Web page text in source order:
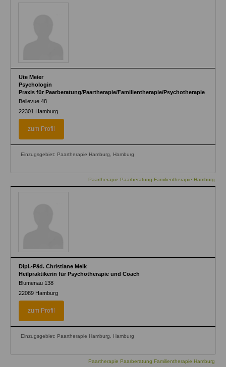
Ute Meier
Psychologin
Praxis für Paarberatung/Paartherapie/Familientherapie/Psychotherapie
Bellevue 48
22301 Hamburg
zum Profil
Einzugsgebiet: Paartherapie Hamburg, Hamburg
Paartherapie Paarberatung Familientherapie Hamburg
Dipl.-Päd. Christiane Meik
Heilpraktikerin für Psychotherapie und Coach
Blumenau 138
22089 Hamburg
zum Profil
Einzugsgebiet: Paartherapie Hamburg, Hamburg
Paartherapie Paarberatung Familientherapie Hamburg